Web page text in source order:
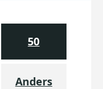
50
Anders